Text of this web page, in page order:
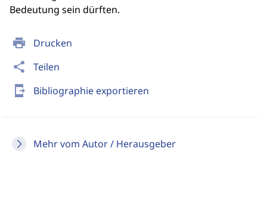
print Drucken
share Teilen
send_to_mobile Bibliographie exportieren
Mehr vom Autor / Herausgeber
Bedeutung sein dürften.